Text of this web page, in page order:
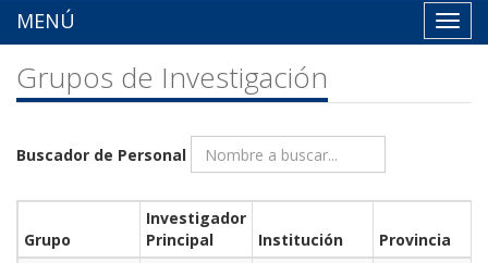
MENÚ
Grupos de Investigación
Buscador de Personal
Grupo
Investigador
Principal
Institución Provincia